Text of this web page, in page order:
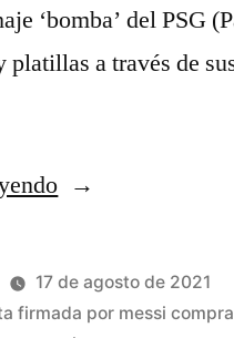
‘bomba’ del PSG
platillas a través de
«¿Quién
El
Primer
17 de agosto de 2021
firmada por messi